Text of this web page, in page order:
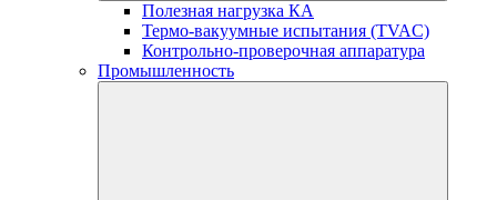
Полезная нагрузка КА
Термо-вакуумные испытания (TVAC)
Контрольно-проверочная аппаратура
Промышленность